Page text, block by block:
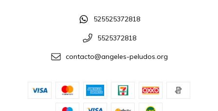
525525372818
5525372818
contacto@angeles-peludos.org